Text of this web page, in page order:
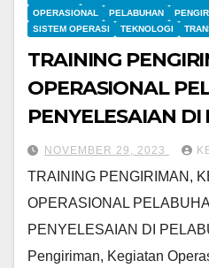
OPERASIONAL
PELABUHAN
SISTEM OPERASI
TEKNOLOGI
TRAINING
OPERASIONAL
PENYELESAIAN
NOVEMBER 29, 2023
TRAINING PENGIRIMAN,
OPERASIONAL
PENYELESAIAN DI
Pengiriman, Kegiatan